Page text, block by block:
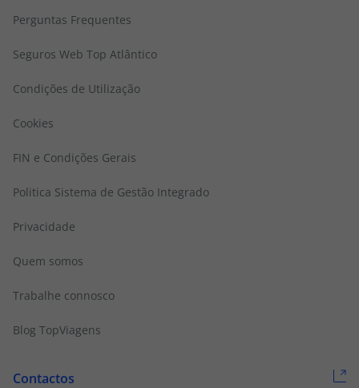
Perguntas Frequentes
Seguros Web Top Atlântico
Condições de Utilização
Cookies
FIN e Condições Gerais
Politica Sistema de Gestão Integrado
Privacidade
Quem somos
Trabalhe connosco
Blog TopViagens
Contactos